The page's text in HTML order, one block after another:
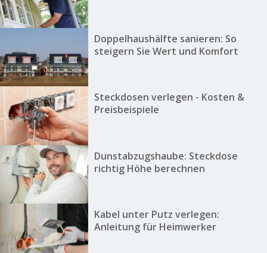
Doppelhaushälfte sanieren: So
steigern Sie Wert und Komfort
Steckdosen verlegen - Kosten &
Preisbeispiele
Dunstabzugshaube: Steckdose
richtig Höhe berechnen
Kabel unter Putz verlegen:
Anleitung für Heimwerker